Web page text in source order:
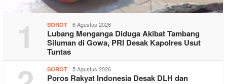
1 SOROT 6 Agustus 2026
Lubang Menganga Diduga Akibat Tambang
Siluman di Gowa, PRI Desak Kapolres Usut
Tuntas
SOROT 5 Agustus 2026
Poros Rakyat Indonesia Desak DLH dan